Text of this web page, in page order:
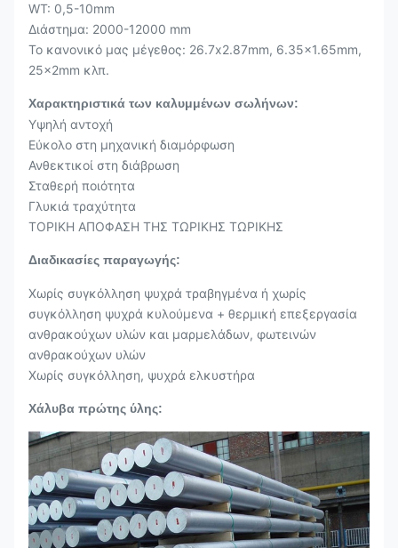
WT: 0,5-10mm
Διάστημα: 2000-12000 mm
Το κανονικό μας μέγεθος: 26.7x2.87mm, 6.35x1.65mm,
25x2mm κλπ.
Χαρακτηριστικά των καλυμμένων σωλήνων:
Υψηλή αντοχή
Εύκολο στη μηχανική διαμόρφωση
Ανθεκτικοί στη διάβρωση
Σταθερή ποιότητα
Γλυκιά τραχύτητα
ΤΟΡΙΚΗ ΑΠΟΦΑΣΗ ΤΗΣ ΤΩΡΙΚΗΣ ΤΩΡΙΚΗΣ
Διαδικασίες παραγωγής:
Χωρίς συγκόλληση ψυχρά τραβηγμένα ή χωρίς
συγκόλληση ψυχρά κυλούμενα + θερμική επεξεργασία
ανθρακούχων υλών και μαρμελάδων, φωτεινών
ανθρακούχων υλών
Χωρίς συγκόλληση, ψυχρά ελκυστήρα
Χάλυβα πρώτης ύλης: